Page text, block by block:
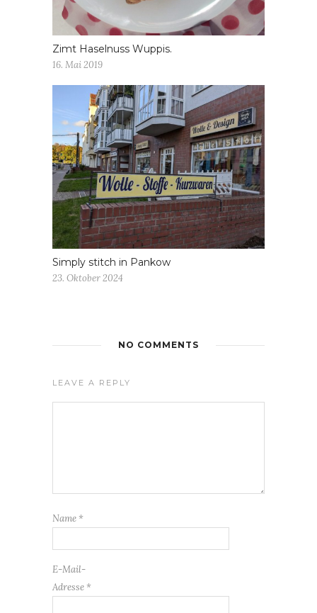
Zimt Haselnuss Wuppis.
16. Mai 2019
Simply stitch in Pankow
23. Oktober 2024
NO COMMENTS
LEAVE A REPLY
Name *
E-Mail-
Adresse *